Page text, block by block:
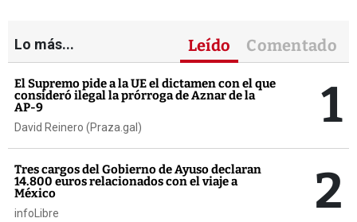
Lo más... Leído Comentado
El Supremo pide a la UE el dictamen con el que
consideró ilegal la prórroga de Aznar de la
AP-9
David Reinero (Praza.gal) 1
Tres cargos del Gobierno de Ayuso declaran
14.800 euros relacionados con el viaje a
México
infoLibre 2